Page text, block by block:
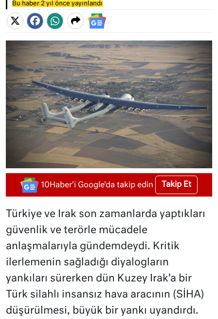
Bu haber 2 yıl önce yayınlandı
10Haber'i Google'da takip edin Takip Et
Türkiye ve Irak son zamanlarda yaptıkları
güvenlik ve terörle mücadele
anlaşmalarıyla gündemdeydi. Kritik
ilerlemenin sağladığı diyalogların
yankıları sürerken dün Kuzey Irak’a bir
Türk silahlı insansız hava aracının (SİHA)
düşürülmesi, büyük bir yankı uyandırdı.